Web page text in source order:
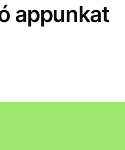
appunkat